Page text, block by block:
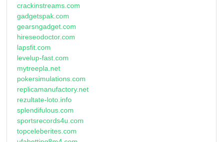
crackinstreams.com
gadgetspak.com
gearsngadget.com
hireseodoctor.com
lapsfit.com
levelup-fast.com
mytreepla.net
pokersimulations.com
replicamanufactory.net
rezultate-loto.info
splendifulous.com
sportsrecords4u.com
topceleberites.com